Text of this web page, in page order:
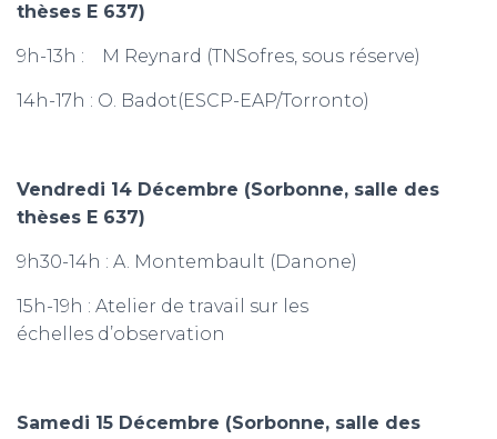
thèses E 637)
9h-13h : M Reynard (TNSofres, sous réserve)
14h-17h : O. Badot(ESCP-EAP/Torronto)
Vendredi 14 Décembre (Sorbonne, salle des
thèses E 637)
9h30-14h : A. Montembault (Danone)
15h-19h : Atelier de travail sur les
échelles d’observation
Samedi 15 Décembre (Sorbonne, salle des